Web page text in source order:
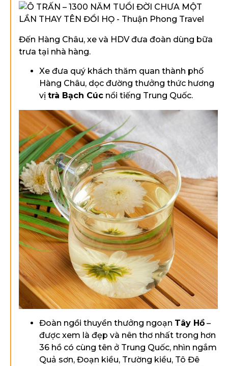
Đến Hàng Châu, xe và HDV đưa đoàn dùng bữa
trưa tại nhà hàng.
Xe đưa quý khách thăm quan thành phố
Hàng Châu, dọc đường thưởng thức hương
vị trà Bạch Cúc nổi tiếng Trung Quốc.
Đoàn ngồi thuyền thưởng ngoạn Tây Hồ –
được xem là đẹp và nên thơ nhất trong hơn
36 hồ có cùng tên ở Trung Quốc, nhìn ngắm
Quả sơn, Đoạn kiều, Trường kiều, Tô Đê